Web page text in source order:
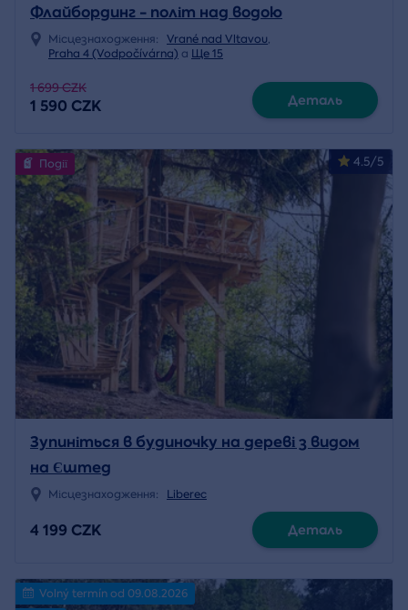
Флайбординг - політ над водою
Місцезнаходження: Vrané nad Vltavou,
Praha 4 (Vodpočívárna) a Ще 15
1 699 CZK
1 590 CZK Деталь
4.5/5
Події
Зупиніться в будиночку на дереві з видом
на Єштед
Місцезнаходження: Liberec
4 199 CZK Деталь
Volný termín od 09.08.2026